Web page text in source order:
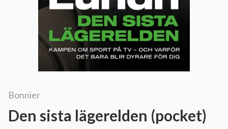
Bonnier
Den sista lägerelden (pocket)